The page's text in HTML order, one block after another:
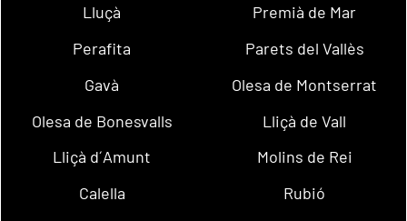
Lluçà
Premià de Mar
Perafita
Parets del Vallès
Gavà
Olesa de Montserrat
Olesa de Bonesvalls
Lliçà de Vall
Lliçà d´Amunt
Molins de Rei
Calella
Rubió